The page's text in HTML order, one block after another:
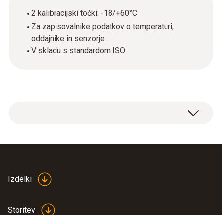
2 kalibracijski točki: -18/+60°C
Za zapisovalnike podatkov o temperaturi,
oddajnike in senzorje
V skladu s standardom ISO
ISO calibration certificate Temperature with 2
Izdelki
Storitev